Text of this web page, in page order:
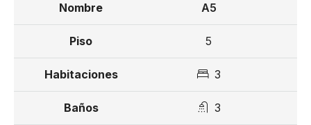
Incluye
3 parqueos.
Acceso independiente por ambos niveles.
Amenidades
A5
5
3
3